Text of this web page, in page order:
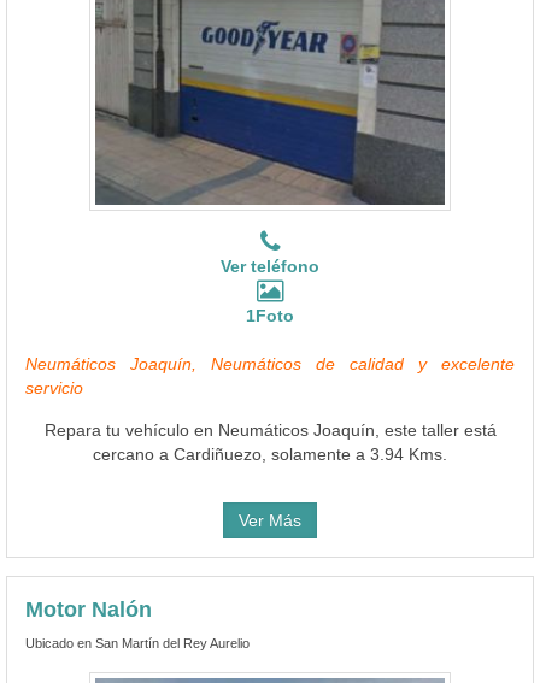
Ver teléfono
1Foto
Neumáticos Joaquín, Neumáticos de calidad y excelente
servicio
Repara tu vehículo en Neumáticos Joaquín, este taller está
cercano a Cardiñuezo, solamente a 3.94 Kms.
Ver Más
Motor Nalón
Ubicado en San Martín del Rey Aurelio